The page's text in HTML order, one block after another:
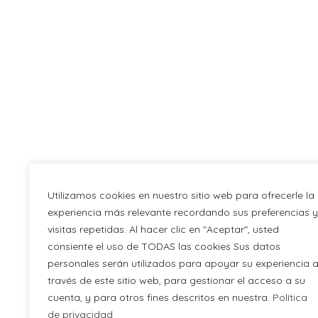
Utilizamos cookies en nuestro sitio web para ofrecerle la
experiencia más relevante recordando sus preferencias y
visitas repetidas. Al hacer clic en "Aceptar", usted
consiente el uso de TODAS las cookies Sus datos
personales serán utilizados para apoyar su experiencia a
través de este sitio web, para gestionar el acceso a su
cuenta, y para otros fines descritos en nuestra. Política
de privacidad